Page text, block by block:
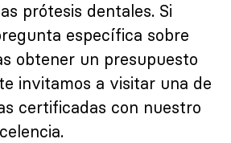
prótesis dentales. Si
específica sobre
obtener un presupuesto
invitamos a visitar una de
certificadas con nuestro